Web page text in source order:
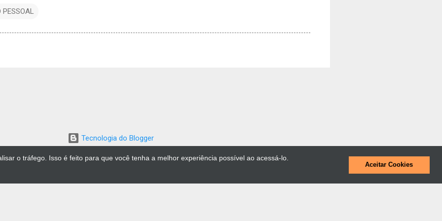
o tráfego. Isso é feito para que você tenha a melhor experiência possível ao acessá-lo.
Aceitar Cookies
PESSOAL
Tecnologia do Blogger
Luciano Muchiotti